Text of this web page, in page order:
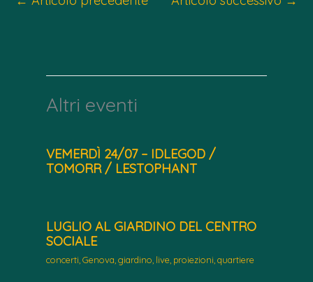
Altri eventi
VEMERDÌ 24/07 – IDLEGOD /
TOMORR / LESTOPHANT
LUGLIO AL GIARDINO DEL CENTRO
SOCIALE
concerti Genova giardino live proiezioni quartiere